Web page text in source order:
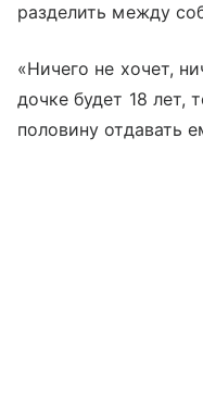
разделить между
«Ничего не хочет,
дочке будет 18 лет,
половину отдавать